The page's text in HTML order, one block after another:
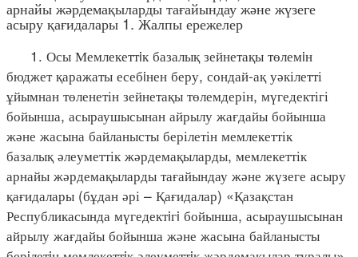
арнайы жәрдемақыларды тағайындау және жүзеге
асыру қағидалары 1. Жалпы ережелер
1. Осы Мемлекеттiк базалық зейнетақы төлемiн
бюджет қаражаты есебiнен беру, сондай-ақ уәкілетті
ұйымнан төленетін зейнетақы төлемдерін, мүгедектігі
бойынша, асыраушысынан айрылу жағдайы бойынша
және жасына байланысты берілетін мемлекеттік
базалық әлеуметтік жәрдемақыларды, мемлекеттік
арнайы жәрдемақыларды тағайындау және жүзеге асыру
қағидалары (бұдан әрі – Қағидалар) «Қазақстан
Республикасында мүгедектiгi бойынша, асыраушысынан
айрылу жағдайы бойынша және жасына байланысты